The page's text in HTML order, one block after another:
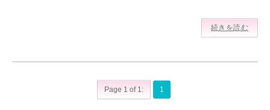
続きを読む
Page 1 of 1: 1